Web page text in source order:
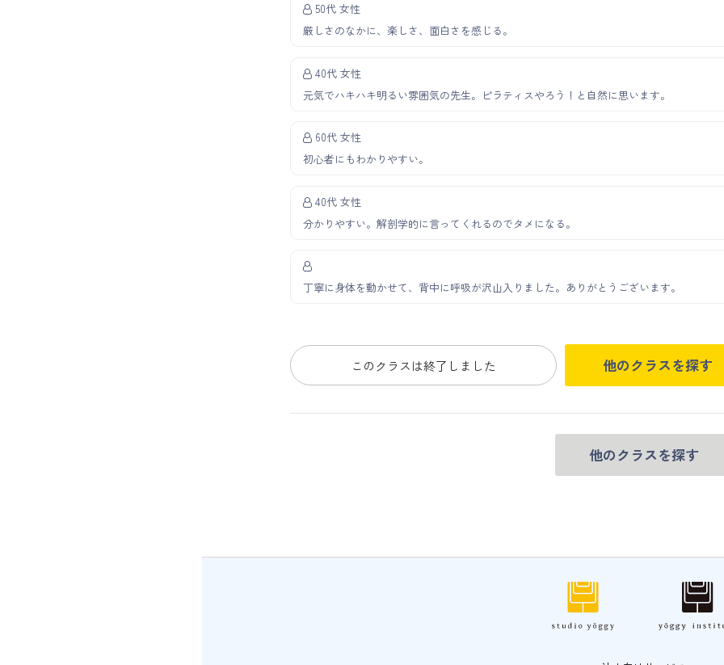
50代 女性
厳しさのなかに、楽しさ、面白さを感じる。
40代 女性
元気でハキハキ明るい雰囲気の先生。ピラティスやろう！と自然に思います。
60代 女性
初心者にもわかりやすい。
40代 女性
分かりやすい。解剖学的に言ってくれるのでタメになる。
丁寧に身体を動かせて、背中に呼吸が沢山入りました。ありがとうございます。
このクラスは終了しました 他のクラスを探す
他のクラスを探す